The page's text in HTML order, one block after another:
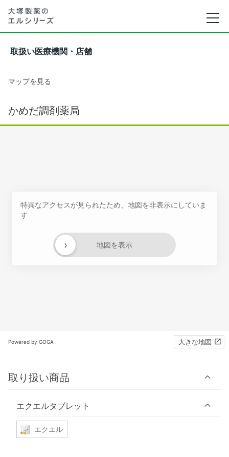
取扱い医療機関・店舗
マップを見る
かめだ調剤薬局
特異なアクセスが見られたため、地図を非表示にしていま
す
地図を表示
›
Powered by GOGA 大きな地図
取り扱い商品
エクエルタブレット
エクエル